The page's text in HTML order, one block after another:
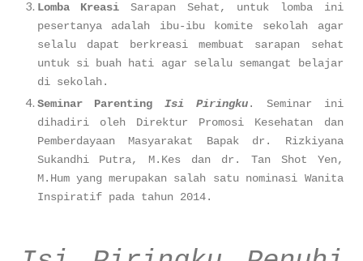
Lomba Kreasi Sarapan Sehat, untuk lomba ini
pesertanya adalah ibu-ibu komite sekolah agar
selalu dapat berkreasi membuat sarapan sehat
untuk si buah hati agar selalu semangat belajar
di sekolah.
Seminar ParentingIsi Piringku. Seminar ini
dihadiri oleh Direktur Promosi Kesehatan dan
Pemberdayaan Masyarakat Bapak dr. Rizkiyana
Sukandhi Putra, M.Kes dan dr. Tan Shot Yen,
M.Hum yang merupakan salah satu nominasi Wanita
Inspiratif pada tahun 2014.